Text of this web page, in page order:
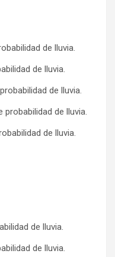
de lluvia.
de lluvia.
de lluvia.
probabilidad de lluvia.
de lluvia.
de lluvia.
de lluvia.